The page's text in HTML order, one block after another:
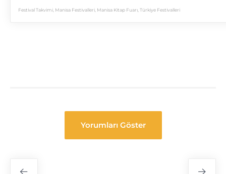
Festival Takvimi Manisa Festivalleri Manisa Kitap Fuarı Türkiye Festivalleri
Yorumları Göster